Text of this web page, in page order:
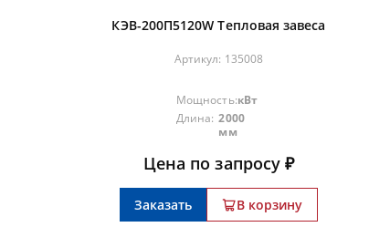
КЭВ-200П5120W Тепловая завеса
Артикул: 135008
Мощность:кВт
Длина: 2000
мм
Цена по запросу ₽
Заказать В корзину